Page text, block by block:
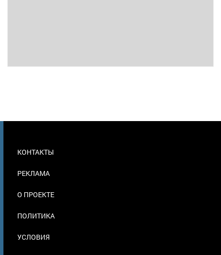
В
КОНТАКТЫ
РЕКЛАМА
О ПРОЕКТЕ
ПОЛИТИКА
УСЛОВИЯ